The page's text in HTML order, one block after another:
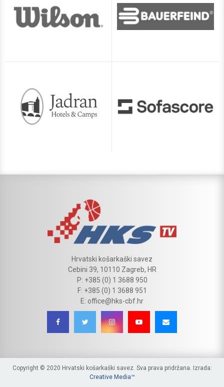
Hrvatski košarkaški savez
Cebini 39, 10110 Zagreb, HR
P: +385 (0) 1 3688 950
F: +385 (0) 1 3688 951
E: office@hks-cbf.hr
Copyright © 2020 Hrvatski košarkaški savez. Sva prava pridržana. Izrada:
Creative Media™